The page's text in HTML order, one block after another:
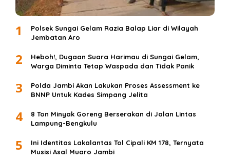
1
Polsek Sungai Gelam Razia Balap Liar di Wilayah
Jembatan Aro
2
Heboh!, Dugaan Suara Harimau di Sungai Gelam,
Warga Diminta Tetap Waspada dan Tidak Panik
3
Polda Jambi Akan Lakukan Proses Assessment ke
BNNP Untuk Kades Simpang Jelita
4
8 Ton Minyak Goreng Berserakan di Jalan Lintas
Lampung-Bengkulu
5
Ini Identitas Lakalantas Tol Cipali KM 178, Ternyata
Musisi Asal Muaro Jambi